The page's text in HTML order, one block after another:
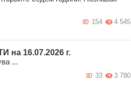
4 545
154
на 16.07.2026 г.
...
3 780
33